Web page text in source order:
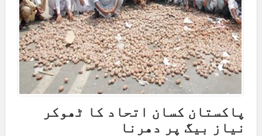
پاکستان کسان اتحاد کا ٹھوکر
نیاز بیگ پر دھرنا